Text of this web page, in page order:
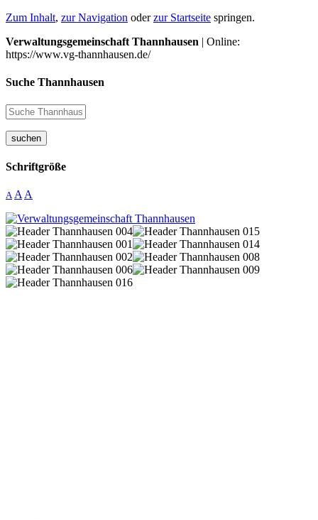
Zum Inhalt, zur Navigation oderzur Startseite springen.
Verwaltungsgemeinschaft Thannhausen | Online:
https://www.vg-thannhausen.de/
Suche Thannhausen
suchen
Schriftgröße
A A A